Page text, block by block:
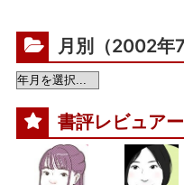
月別（2002年7
書評レビュアー